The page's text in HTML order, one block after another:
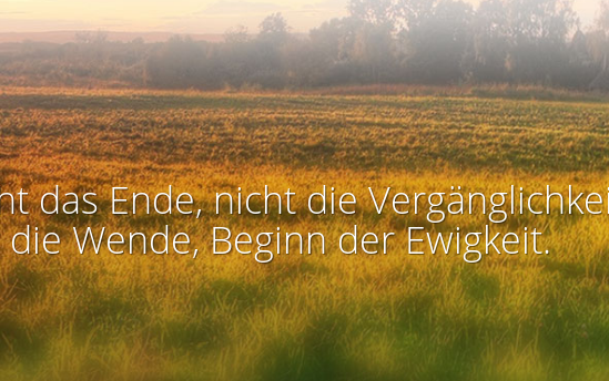
das Ende, nicht die
Wende, Beginn der Ewigkeit.